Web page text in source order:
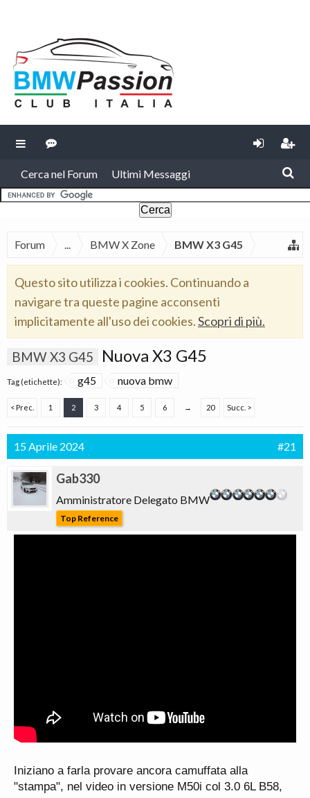
Cerca nel Forum Ultimi Messaggi
Forum ... BMW X Zone BMW X3 G45
Questo sito utilizza i cookies. Continuando a
navigare tra queste pagine acconsenti
implicitamente all'uso dei cookies.Scopri di più.
BMW X3 G45 Nuova X3 G45
Tag (etichette): g45 nuova bmw
< Prec. 1 2 3 4 5 6 → 20 Succ. >
15 Aprile 2024 #21
Gab330
Amministratore Delegato BMW
Top Reference
Iniziano a farla provare ancora camuffata alla
"stampa", nel video in versione M50i col 3.0 6L B58,